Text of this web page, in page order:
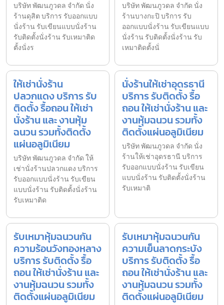
บริษัท พัฒนภูวดล จำกัด นั่ง
ร้านดุสิต บริการ รับออกแบบ
นั่งร้าน รับเขียนแบบนั่งร้าน
รับติดตั้งนั่งร้าน รับเหมาติด
ตั้งนั่งร
บริษัท พัฒนภูวดล จำกัด นั่ง
ร้านบางกะปิ บริการ รับ
ออกแบบนั่งร้าน รับเขียนแบบ
นั่งร้าน รับติดตั้งนั่งร้าน รับ
เหมาติดตั้งนั่
ให้เช่านั่งร้าน
ปลวกแดง บริการ รับ
ติดตั้ง รื้อถอน ให้เช่า
นั่งร้าน และ งานหุ้ม
ฉนวน รวมทั้งติดตั้ง
แผ่นอลูมิเนียม
บริษัท พัฒนภูวดล จำกัด ให้
เช่านั่งร้านปลวกแดง บริการ
รับออกแบบนั่งร้าน รับเขียน
แบบนั่งร้าน รับติดตั้งนั่งร้าน
รับเหมาติด
นั่งร้านให้เช่าอุดรธานี
บริการ รับติดตั้ง รื้อ
ถอน ให้เช่านั่งร้าน และ
งานหุ้มฉนวน รวมทั้ง
ติดตั้งแผ่นอลูมิเนียม
บริษัท พัฒนภูวดล จำกัด นั่ง
ร้านให้เช่าอุดรธานี บริการ
รับออกแบบนั่งร้าน รับเขียน
แบบนั่งร้าน รับติดตั้งนั่งร้าน
รับเหมาติ
รับเหมาหุ้มฉนวนกัน
ความร้อนวังทองหลาง
บริการ รับติดตั้ง รื้อ
ถอน ให้เช่านั่งร้าน และ
งานหุ้มฉนวน รวมทั้ง
ติดตั้งแผ่นอลูมิเนียม
รับเหมาหุ้มฉนวนกัน
ความเย็นลาดกระบัง
บริการ รับติดตั้ง รื้อ
ถอน ให้เช่านั่งร้าน และ
งานหุ้มฉนวน รวมทั้ง
ติดตั้งแผ่นอลูมิเนียม